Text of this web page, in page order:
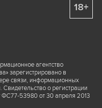
агентство
зарегистрировано в
связи, информационных
о регистрации
53980 от 30 апреля 2013
18+